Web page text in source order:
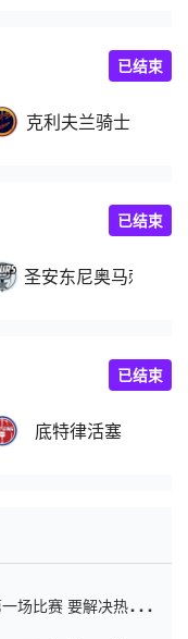
克利夫兰骑士
已结束
圣安东尼奥马刺
已结束
底特律活塞
已结束
场比赛 要解决热情的